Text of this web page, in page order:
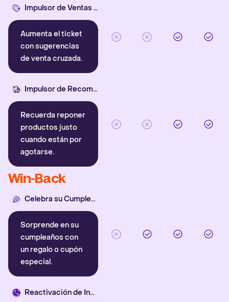
Impulsor de Ventas Cruzadas
Aumenta el ticket
con sugerencias
de venta cruzada.
Impulsor de Recompra
Recuerda reponer
productos justo
cuando están por
agotarse.
Win-Back
Celebra su Cumpleaños
Sorprende en su
cumpleaños con
un regalo o cupón
especial.
Reactivación de Inactivos